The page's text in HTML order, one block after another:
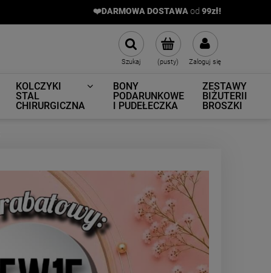
❤️DARMOWA DOSTAWA od 99zł!
(pusty) Zaloguj się
Szukaj
KOLCZYKI
STAL
CHIRURGICZNA
BONY
PODARUNKOWE
I PUDEŁECZKA
ZESTAWY
BIŻUTERII
BROSZKI